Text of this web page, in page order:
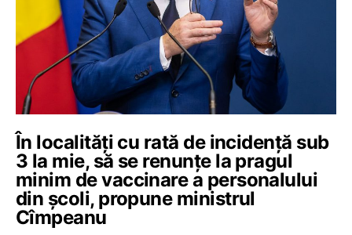
În localități cu rată de incidență sub
3 la mie, să se renunțe la pragul
minim de vaccinare a personalului
din școli, propune ministrul
Cîmpeanu